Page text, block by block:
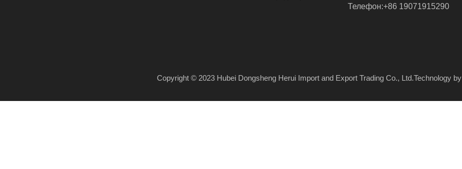
Телефон:+86 19071915290
Copyright © 2023​​​​​​​ Hubei Dongsheng Herui Import and Export Trading Co., Ltd.Technology by